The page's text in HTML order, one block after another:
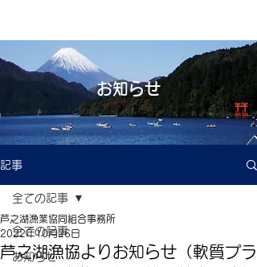
お知らせ
記事
全ての記事
お知らせ
全ての記事
芦之湖漁協よりお知らせ（軟質プラ
芦之湖漁業協同組合事務所
2022年10月26日